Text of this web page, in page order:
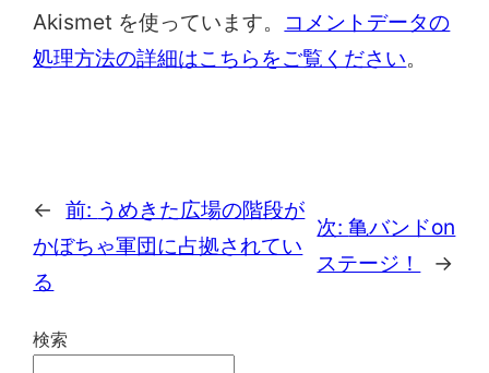
Akismet を使っています。
コメントデータの
処理方法の詳細はこちらをご覧ください。
← 前: うめきた広場の階段が
かぼちゃ軍団に占拠されてい
る
次:亀バンドon
ステージ！
→
検索